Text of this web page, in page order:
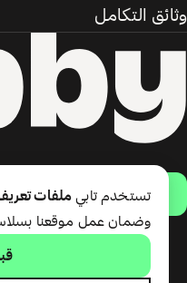
تقدّم شركة
وثائق التكامل
تستخدم تابي ملفات تعريف
وضمان عمل موقعنا